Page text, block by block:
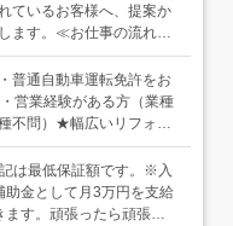
ているお客様へ、提案か
ます。≪お仕事の流れ≫
く↓ご訪問、現地調査（お
たリフォームの提案、お
後は施工管理スタッフに
現場の管理もお任せし
様はチラシや相談会をき
後、約3ヶ月～6ヶ月はし
輩社員と一緒に一連の仕
普通自動車運転免許をお
営業経験がある方（業種
不問）★幅広いリフォー
経験者の方は活かせる部
ことに挑戦したい」「未
実績のある会社がいい
ど、当社への志望理由は
は最低保証額です。※入
金として月3万円を支給
す。頑張ったら頑張っ